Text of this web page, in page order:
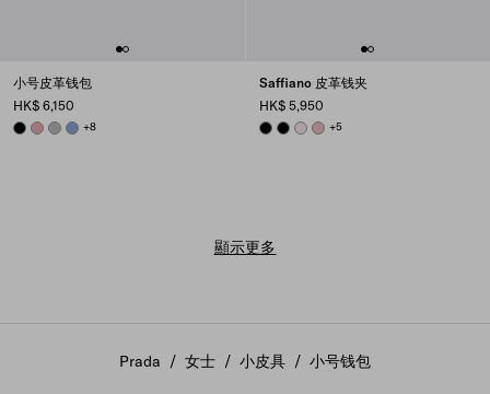
小号皮革钱包
HK$ 6,150
BLACKROSY BLUSH
DARK GREY
AVIATOR BLUE
+8
Saffiano 皮革钱夹
HK$ 5,950
BLACKBLACKALABASTER
PEACH
+5
顯示更多
Prada / 女士 / 小皮具 / 小号钱包